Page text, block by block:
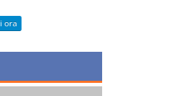
ora